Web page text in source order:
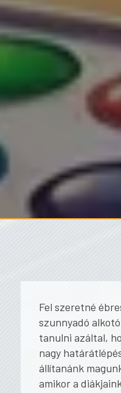
Fel szeretné
szunnyadó
tanulni azáltal,
nagy
állítanánk
amikor a